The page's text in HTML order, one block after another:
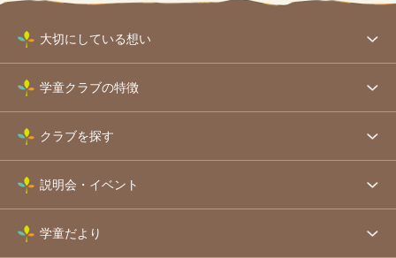
大切にしている想い
学童クラブの特徴
クラブを探す
説明会・イベント
学童だより